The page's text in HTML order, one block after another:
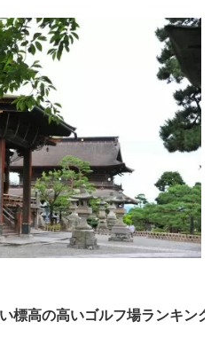
標高の高いゴルフ場ランキング